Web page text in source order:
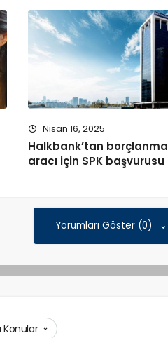
Nisan 16, 2025
Halkbank’tan borçlanma
aracı için SPK başvurusu
Yorumları Göster (0)
Konular